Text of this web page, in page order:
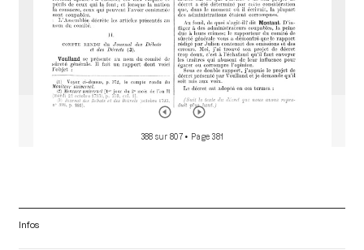
388 sur 807 • Page 381
Infos